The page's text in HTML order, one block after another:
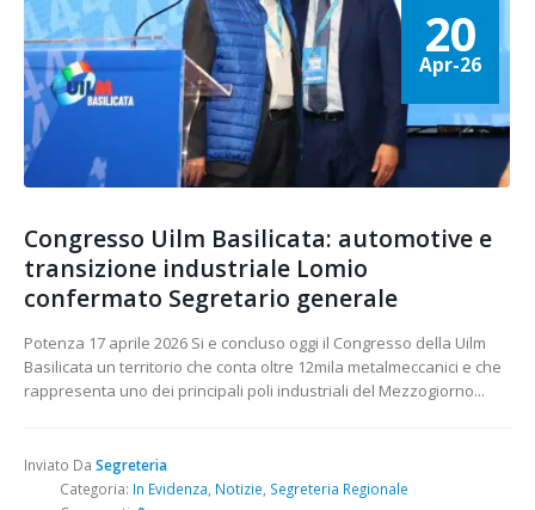
20
Apr-26
Congresso Uilm Basilicata: automotive e
transizione industriale Lomio
confermato Segretario generale
Potenza 17 aprile 2026 Si e concluso oggi il Congresso della Uilm
Basilicata un territorio che conta oltre 12mila metalmeccanici e che
rappresenta uno dei principali poli industriali del Mezzogiorno...
Inviato Da Segreteria
Categoria: In Evidenza Notizie Segreteria Regionale